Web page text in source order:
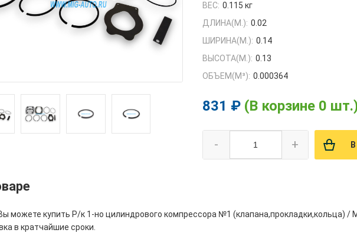
ВЕС: 0.115 кг
ДЛИНА(М.): 0.02
ШИРИНА(М.): 0.14
ВЫСОТА(М.): 0.13
ОБЪЕМ(M³): 0.000364
831 ₽ (В корзине 0
- +
можете купить Р/к 1-но цилиндрового компрессора №1 (клапана,прокладки,кольца) /
в кратчайшие сроки.